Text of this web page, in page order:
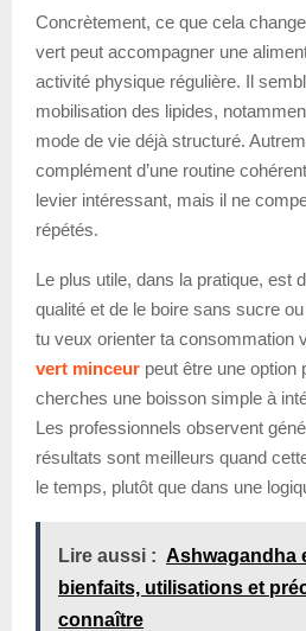
Concrètement, ce que cela
vert peut accompagner une
activité physique régulière. Il
mobilisation des lipides,
mode de vie déjà structuré.
complément d’une routine
levier intéressant, mais il ne
répétés.
Le plus utile, dans la pratique, est
qualité et de le boire sans sucre
tu veux orienter ta consommation
vert minceur peut être une option
cherches une boisson simple à
Les professionnels observent
résultats sont meilleurs quand
le temps, plutôt que dans une
Lire aussi : Ashwagandha
bienfaits, utilisations et
connaître